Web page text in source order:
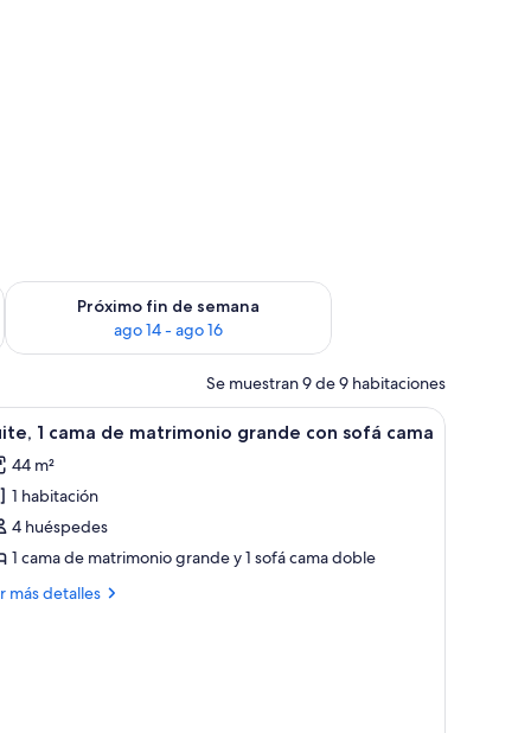
semana, ago 7 - ago 9
Próximo fin de semana
ago 14 - ago 16
Consulta la disponibilidad para el próximo fin de semana,
Se muestran 9 de 9 habitaciones
grande | Ropa de cama de alta calidad y escritorio
Suite, 1 cama de matrimonio grande con
31 1 cama de matrimonio grande con sofá cama
44 m²
1 habitación
4 huéspedes
1 cama de matrimonio grande y 1 sofá cama doble
más detalles